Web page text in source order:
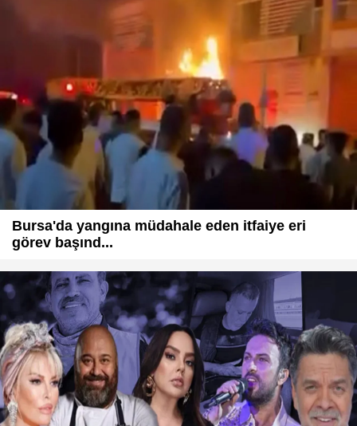
Bursa'da yangına müdahale eden itfaiye eri
görev başınd...